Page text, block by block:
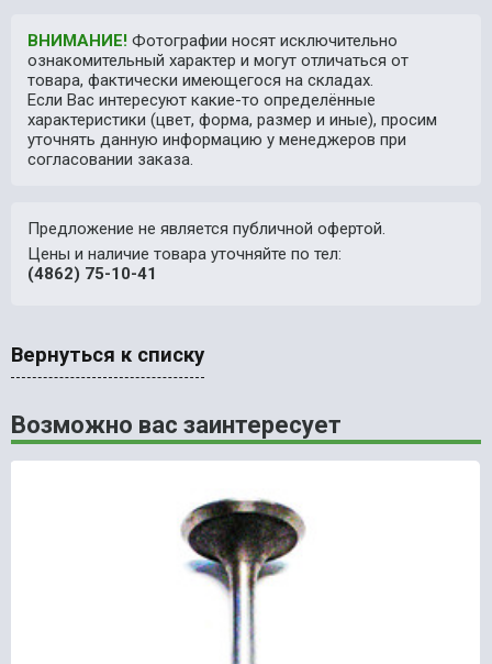
ВНИМАНИЕ! Фотографии носят исключительно
ознакомительный характер и могут отличаться от
товара, фактически имеющегося на складах.
Если Вас интересуют какие-то определённые
характеристики (цвет, форма, размер и иные), просим
уточнять данную информацию у менеджеров при
согласовании заказа.
Предложение не является публичной офертой.
Цены и наличие товара уточняйте по тел:
(4862) 75-10-41
Вернуться к списку
Возможно вас заинтересует